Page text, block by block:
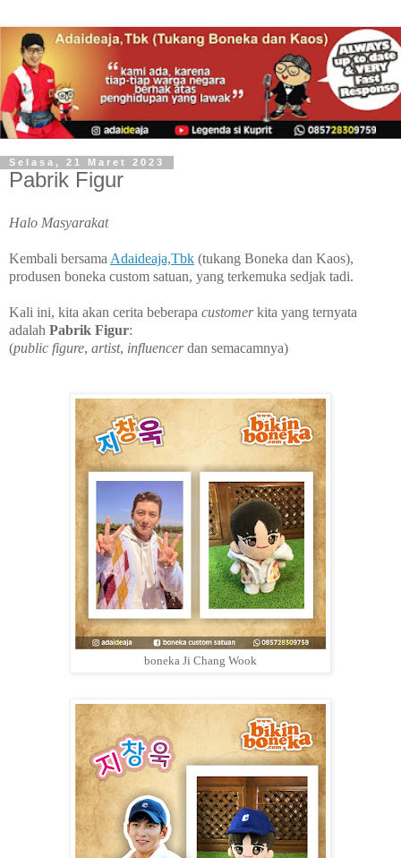
Selasa, 21 Maret 2023
Pabrik Figur
Halo Masyarakat
Kembali bersama Adaideaja,Tbk (tukang Boneka dan Kaos),
produsen boneka custom satuan, yang terkemuka sedjak tadi.
Kali ini, kita akan cerita beberapa customerkita yang ternyata
adalah Pabrik Figur:
(public figure, artist, influencerdan semacamnya)
boneka Ji Chang Wook